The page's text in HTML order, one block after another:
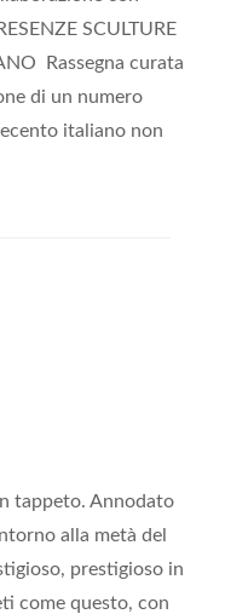
SCULTURE
Rassegna curata
di un numero
italiano non
tappeto. Annodato
alla metà del
prestigioso in
come questo, con